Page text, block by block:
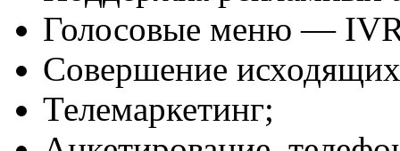
Голосовые меню —
Совершение
Телемаркетинг;